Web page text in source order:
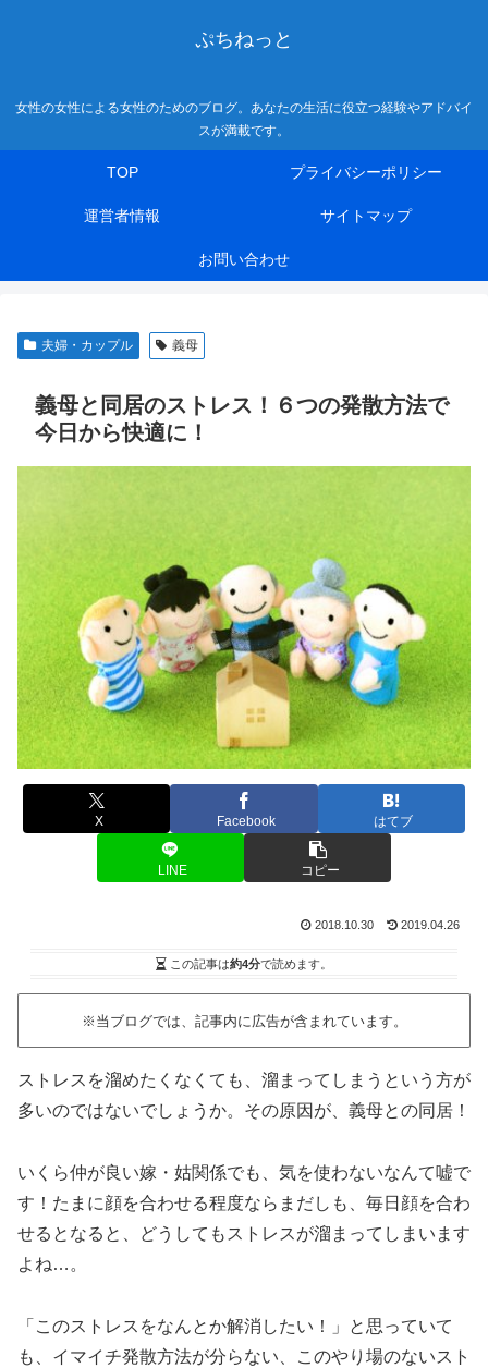
ぷちねっと
女性の女性による女性のためのブログ。あなたの生活に役立つ経験やアドバイ
スが満載です。
TOP プライバシーポリシー
運営者情報 サイトマップ
お問い合わせ
夫婦・カップル 義母
義母と同居のストレス！６つの発散方法で
今日から快適に！
X Facebook はてブ
LINE コピー
2018.10.30 2019.04.26
この記事は約4分で読めます。
※当ブログでは、記事内に広告が含まれています。
ストレスを溜めたくなくても、溜まってしまうという方が
多いのではないでしょうか。その原因が、義母との同居！
いくら仲が良い嫁・姑関係でも、気を使わないなんて嘘で
す！たまに顔を合わせる程度ならまだしも、毎日顔を合わ
せるとなると、どうしてもストレスが溜まってしまいます
よね…。
「このストレスをなんとか解消したい！」と思っていて
も、イマイチ発散方法が分らない、このやり場のないスト